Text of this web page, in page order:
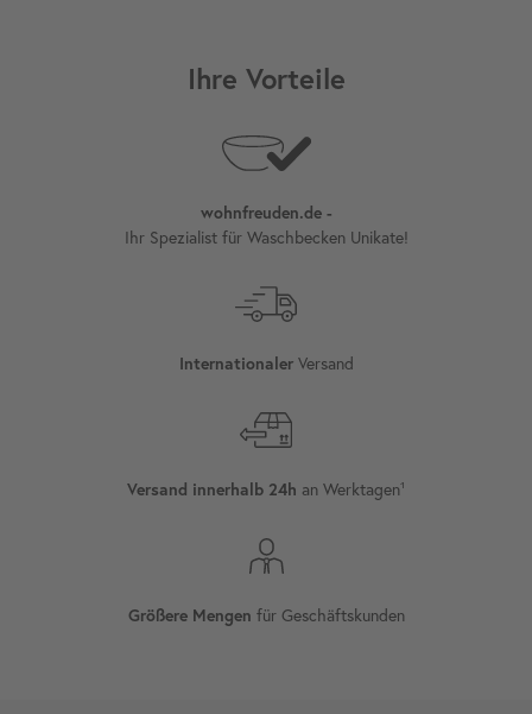
Ihre Vorteile
wohnfreuden.de -
Ihr Spezialist für Waschbecken Unikate!
InternationalerVersand
Versand innerhalb 24h an Werktagen¹
Größere Mengen für Geschäftskunden